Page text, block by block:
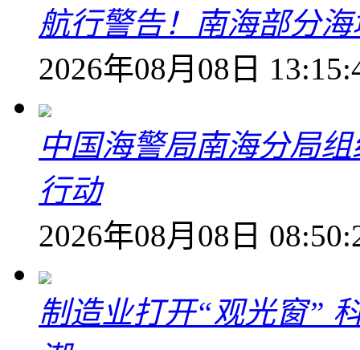
航行警告！南海部分
2026年08月08日
中国海警局南海分局
行动
2026年08月08日
制造业打开“观光窗”